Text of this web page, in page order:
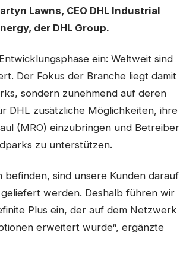
Lawns, CEO DHL Industrial
der DHL Group.
ein: Weltweit sind
Der Fokus der Branche liegt damit
sondern zunehmend auf deren
DHL zusätzliche Möglichkeiten, ihre
(MRO) einzubringen und Betreiber
zu unterstützen.
befinden, sind unsere Kunden darauf
werden. Deshalb führen wir
Plus ein, der auf dem Netzwerk
erweitert wurde“, ergänzte